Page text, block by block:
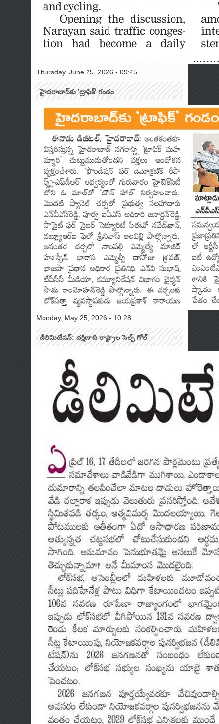
Thursday, June 25, 2026 - 09:45
హైదరాబాద్‌కు 'ట్రాఫిక్' గండం
Monday, May 25, 2026 - 10:28
డీలిమిటేషన్: దక్షిణాది రాష్ట్రాల సెల్ఫ్ గోల్